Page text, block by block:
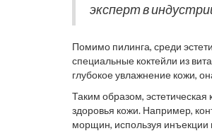
эксперт в
Помимо пилинга, среди
специальные коктейли из
глубокое увлажнение кожи,
невысокой травматичностью
многих людей.
Таким образом,
здоровья кожи. Например,
морщин, используя инъекции